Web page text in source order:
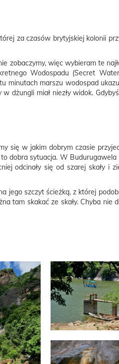
za czasów brytyjskiej kolonii
więc wybieram te
Wodospadu (Secret
marszu wodospad
dżungli miał niezły widok.
się w jakim dobrym czasie
dobra sytuacja. W
odcinały się od szarej skały i
szczyt ścieżką, z której
tam skakać ze skały. Chyba